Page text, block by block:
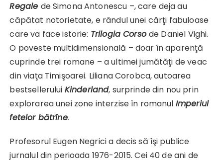
Regale de Simona Antonescu –, care deja au
căpătat notorietate, e rândul unei cărţi fabuloase
care va face istorie: Trilogia Corsode Daniel Vighi.
O poveste multidimensională – doar în aparenţă
cuprinde trei romane – a ultimei jumătăţi de veac
din viaţa Timişoarei. Liliana Corobca, autoarea
bestsellerului Kinderland, surprinde din nou prin
explorarea unei zone interzise în romanul Imperiul
fetelor bătrîne.
Profesorul Eugen Negrici a decis să îşi publice
jurnalul din perioada 1976-2015. Cei 40 de ani de